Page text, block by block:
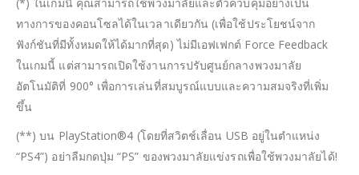
ทางการของคอนโซลได้ในเวลาเดียวกัน (เพื่อใช้ประโยชน์จาก
ฟังก์ชันที่มีทั้งหมดให้ได้มากที่สุด) ไม่มีเอฟเฟกต์ Force Feedback
ในเกมนี้ แต่สามารถเปิดใช้งานการปรับศูนย์กลางพวงมาลัย
อัตโนมัติที่ 900° เพื่อการเล่นที่สมบูรณ์แบบและความสมจริงที่เพิ่ม
ขึ้น
(**) บน PlayStation®4 (โดยที่สวิตช์เลื่อน USB อยู่ในตำแหน่ง
“PS4”) อย่าลืมกดปุ่ม “PS” ของพวงมาลัยแข่งรถเพื่อใช้พวงมาลัยได้!